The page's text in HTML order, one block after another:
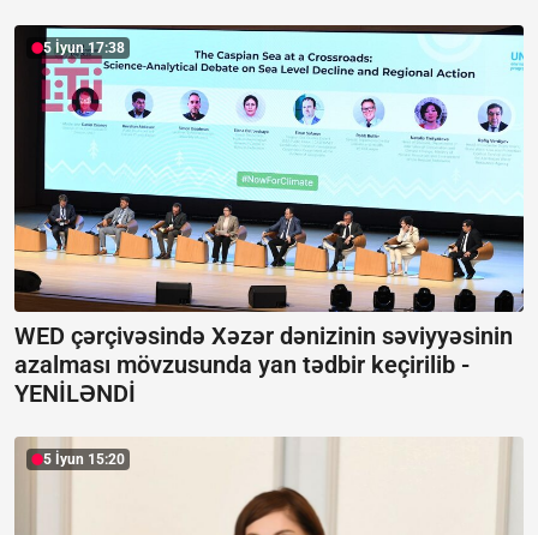
5 İyun 17:38
WED çərçivəsində Xəzər dənizinin səviyyəsinin
azalması mövzusunda yan tədbir keçirilib -
YENİLƏNDİ
5 İyun 15:20